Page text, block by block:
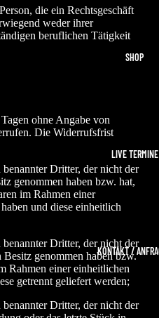
SHOP
LIVE TERMINE
KONTAKT /
die ein Rechtsgeschäft
weder ihrer
beruflichen Tätigkeit
ohne Angabe von
Die Widerrufsfrist
Dritter, der nicht der
genommen haben bzw. hat,
im Rahmen einer
und diese einheitlich
Dritter, der nicht der
genommen haben bzw.
Rahmen einer einheitlichen
getrennt geliefert werden;
Dritter, der nicht der